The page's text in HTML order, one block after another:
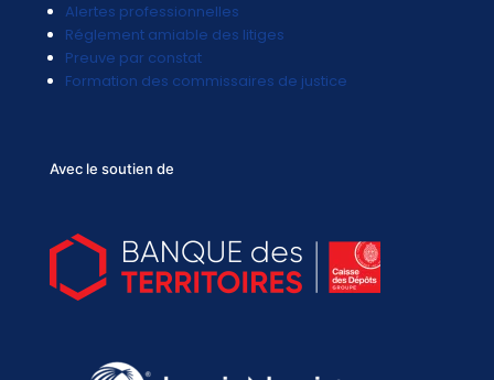
Alertes professionnelles
Réglement amiable des litiges
Preuve par constat
Formation des commissaires de justice
Avec le soutien de